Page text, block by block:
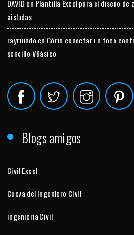
DAVID en Plantilla Excel para el diseño
aisladas
raymundo en Cómo conectar un foco
sencillo #Básico
Blogs amigos
Civil Excel
Cueva del Ingeniero Civil
ingeniería Civil